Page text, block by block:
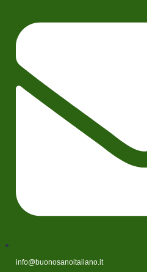
info@buonosanoitaliano.it